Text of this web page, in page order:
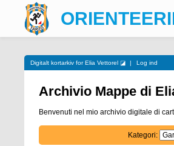
Digitalt kortarkiv for Elia Vettorel ◪ | Log ind
Archivio Mappe di
Benvenuti nel mio archivio digitale di
Kategori: